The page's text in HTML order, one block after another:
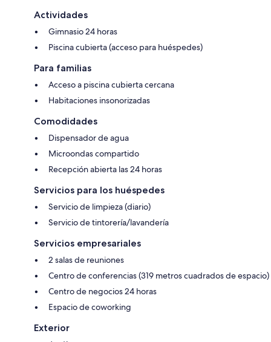
Actividades
Gimnasio 24 horas
Piscina cubierta (acceso para huéspedes)
Para familias
Acceso a piscina cubierta cercana
Habitaciones insonorizadas
Comodidades
Dispensador de agua
Microondas compartido
Recepción abierta las 24 horas
Servicios para los huéspedes
Servicio de limpieza (diario)
Servicio de tintorería/lavandería
Servicios empresariales
2 salas de reuniones
Centro de conferencias (319 metros cuadrados de espacio)
Centro de negocios 24 horas
Espacio de coworking
Exterior